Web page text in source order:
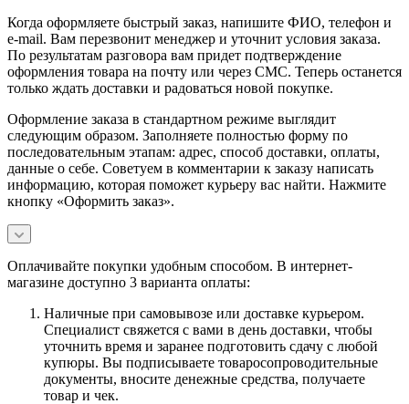
Когда оформляете быстрый заказ, напишите ФИО, телефон и
e-mail. Вам перезвонит менеджер и уточнит условия заказа.
По результатам разговора вам придет подтверждение
оформления товара на почту или через СМС. Теперь останется
только ждать доставки и радоваться новой покупке.
Оформление заказа в стандартном режиме выглядит
следующим образом. Заполняете полностью форму по
последовательным этапам: адрес, способ доставки, оплаты,
данные о себе. Советуем в комментарии к заказу написать
информацию, которая поможет курьеру вас найти. Нажмите
кнопку «Оформить заказ».
Оплачивайте покупки удобным способом. В интернет-
магазине доступно 3 варианта оплаты:
Наличные при самовывозе или доставке курьером.
Специалист свяжется с вами в день доставки, чтобы
уточнить время и заранее подготовить сдачу с любой
купюры. Вы подписываете товаросопроводительные
документы, вносите денежные средства, получаете
товар и чек.